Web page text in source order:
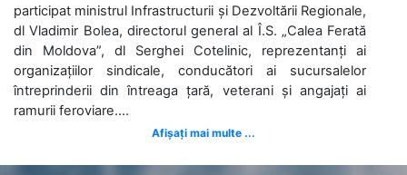
participat ministrul Infrastructurii și Dezvoltării Regionale,
dl Vladimir Bolea, directorul general al Î.S. „Calea Ferată
din Moldova”, dl Serghei Cotelinic, reprezentanți ai
organizațiilor sindicale, conducători ai sucursalelor
întreprinderii din întreaga țară, veterani și angajați ai
ramurii feroviare....
Afișați mai multe ...